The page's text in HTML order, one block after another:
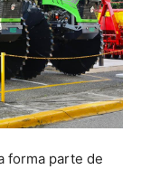
forma parte de